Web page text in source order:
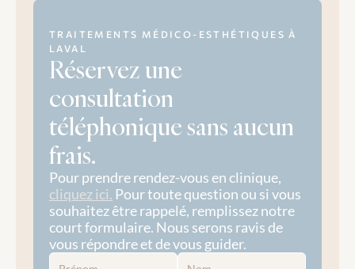
TRAITEMENTS MÉDICO-ESTHÉTIQUES À
LAVAL
Réservez une
consultation
téléphonique sans aucun
frais.
cliquez ici. Pour toute question ou si vous
souhaitez être rappelé, remplissez notre
court formulaire. Nous serons ravis de
vous répondre et de vous guider.